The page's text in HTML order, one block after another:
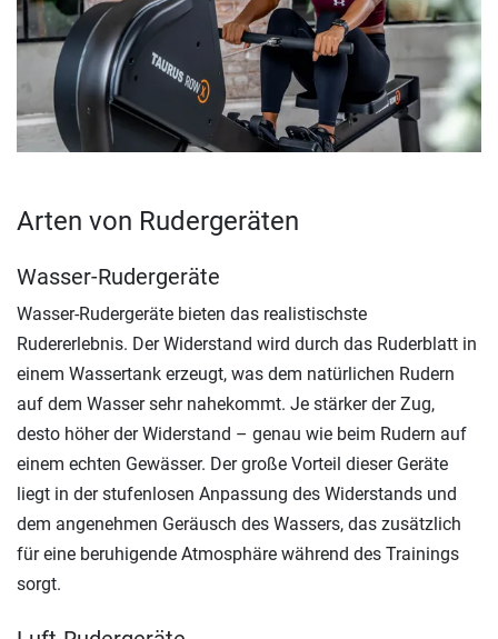
Arten von Rudergeräten
Wasser-Rudergeräte
Wasser-Rudergeräte bieten das realistischste
Rudererlebnis. Der Widerstand wird durch das Ruderblatt in
einem Wassertank erzeugt, was dem natürlichen Rudern
auf dem Wasser sehr nahekommt. Je stärker der Zug,
desto höher der Widerstand – genau wie beim Rudern auf
einem echten Gewässer. Der große Vorteil dieser Geräte
liegt in der stufenlosen Anpassung des Widerstands und
dem angenehmen Geräusch des Wassers, das zusätzlich
für eine beruhigende Atmosphäre während des Trainings
sorgt.